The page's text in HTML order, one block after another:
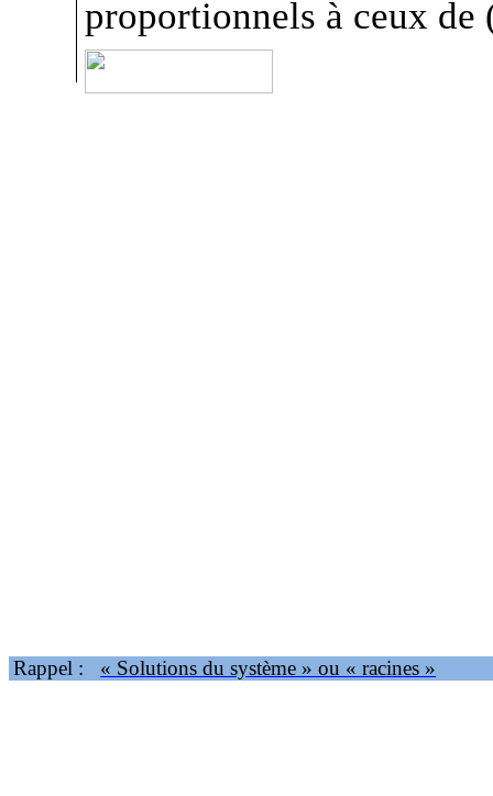
proportionnels à ceux
Rappel : « Solutions du système » ou « racines »